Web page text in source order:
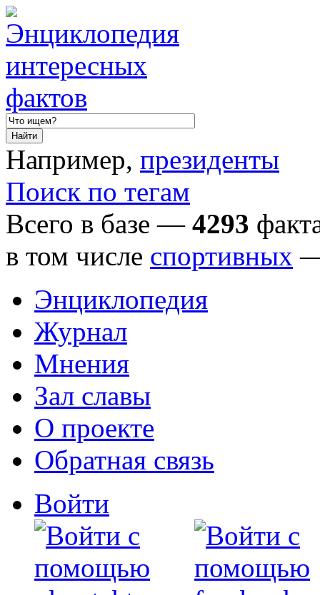
Например, президенты
Поиск по тегам
Всего в базе — 4293
в том числе спортивных
Энциклопедия
Журнал
Мнения
Зал славы
О проекте
Обратная связь
Войти